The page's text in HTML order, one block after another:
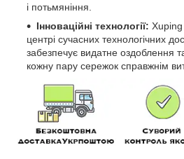
і потьмяніння.
Інноваційні технології: Xuping
центрі сучасних технологічних
забезпечує видатне оздоблення
кожну пару сережок справжнім